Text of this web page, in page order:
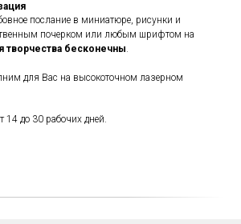
послание в миниатюре, рисунки и
почерком или любым шрифтом на
творчества бесконечны.
для Вас на высокоточном лазерном
14 до 30 рабочих дней.
колец, мы будем
восстановление